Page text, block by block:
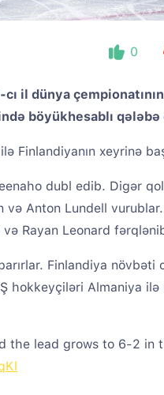
0
il dünya
böyükhesablı qələbə
Finlandiyanın xeyrinə
dubl edib. Digər
və Anton Lundell
Rayan Leonard
Finlandiya növbəti
hokkeyçiləri Almaniya ilə
the lead grows to 6-2 in